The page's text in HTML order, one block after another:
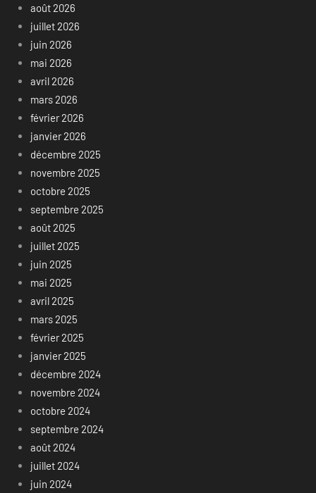
août 2026
juillet 2026
juin 2026
mai 2026
avril 2026
mars 2026
février 2026
janvier 2026
décembre 2025
novembre 2025
octobre 2025
septembre 2025
août 2025
juillet 2025
juin 2025
mai 2025
avril 2025
mars 2025
février 2025
janvier 2025
décembre 2024
novembre 2024
octobre 2024
septembre 2024
août 2024
juillet 2024
juin 2024